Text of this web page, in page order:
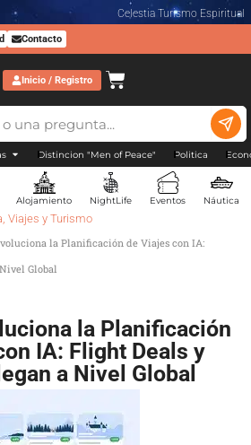
Celestia Turismo Espiritual
Contacto
Inicio / Registro
Distincion "Men of Peace" Politica
Alojamiento NightLife Eventos Náutica
, Viajes y Turismo
la Planificación de Viajes con IA:
Global
la Planificación
IA: Flight Deals y
a Nivel Global